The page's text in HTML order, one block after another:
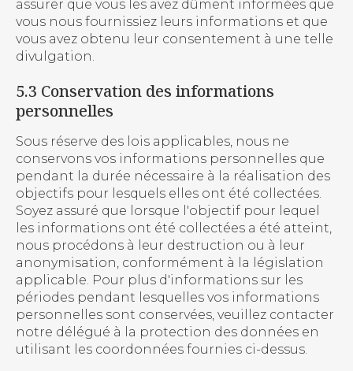
assurer que vous les avez dûment informées que
vous nous fournissiez leurs informations et que
vous avez obtenu leur consentement à une telle
divulgation.
5.3 Conservation des informations
personnelles
Sous réserve des lois applicables, nous ne
conservons vos informations personnelles que
pendant la durée nécessaire à la réalisation des
objectifs pour lesquels elles ont été collectées.
Soyez assuré que lorsque l'objectif pour lequel
les informations ont été collectées a été atteint,
nous procédons à leur destruction ou à leur
anonymisation, conformément à la législation
applicable. Pour plus d'informations sur les
périodes pendant lesquelles vos informations
personnelles sont conservées, veuillez contacter
notre délégué à la protection des données en
utilisant les coordonnées fournies ci-dessus.